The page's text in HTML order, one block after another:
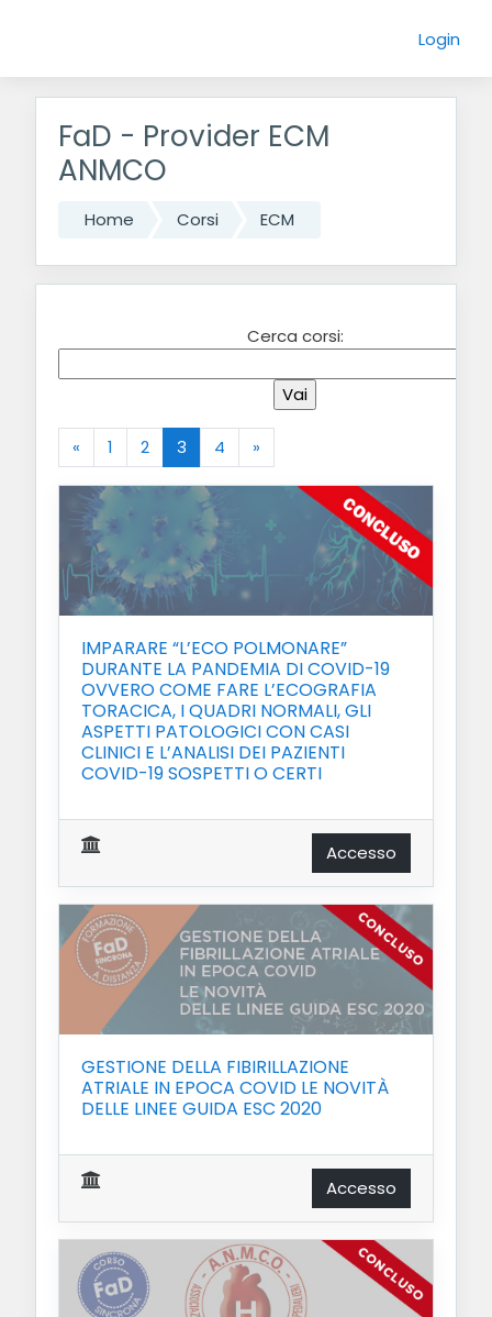
Login
FaD - Provider ECM
ANMCO
Home Corsi ECM
«
Precedente
1 2
3
(zttuale)
4
»
Successivo
IMPARARE “L’ECO POLMONARE”
DURANTE LA PANDEMIA DI COVID-19
OVVERO COME FARE L’ECOGRAFIA
TORACICA, I QUADRI NORMALI, GLI
ASPETTI PATOLOGICI CON CASI
CLINICI E L’ANALISI DEI PAZIENTI
COVID-19 SOSPETTI O CERTI
Accesso
GESTIONE DELLA FIBIRILLAZIONE
ATRIALE IN EPOCA COVID LE NOVITÀ
DELLE LINEE GUIDA ESC 2020
Accesso